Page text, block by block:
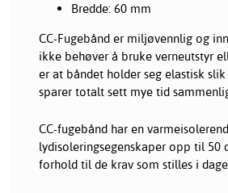
Bredde: 60 mm
CC-Fugebånd er miljøvennlig og
ikke behøver å bruke verneutstyr
er at båndet holder seg elastisk
sparer totalt sett mye tid
CC-fugebånd har en
lydisoleringsegenskaper opp til 50
forhold til de krav som stilles i